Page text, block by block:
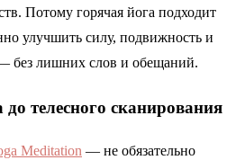
Потому горячая йога подходит
улучшить силу, подвижность и
лишних слов и обещаний.
телесного сканирования
Meditation — не обязательно